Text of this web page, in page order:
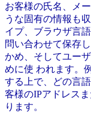
お客様の氏名、メ
うな固有の情報も
イプ、ブラウザ言
問い合わせて保存
かめ、そしてユー
めに使 われます。
する上で、どの言
客様のIPアドレス
ります。